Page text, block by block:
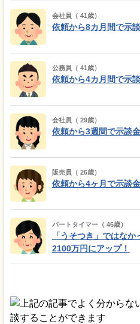
会社員（ 41歳）
依頼から8カ月間で示
公務員（ 41歳）
依頼から4カ月間で示
会社員（ 29歳）
依頼から3週間で示談
販売員（ 26歳）
依頼から4ヶ月で示談
パートタイマー（ 46歳）
「うそつき」ではな
2100万円にアップ！